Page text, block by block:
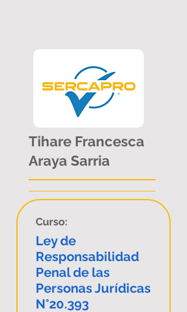
Tihare Francesca
Araya Sarria
Curso:
Ley de
Responsabilidad
Penal de las
Personas Jurídicas
N°20.393